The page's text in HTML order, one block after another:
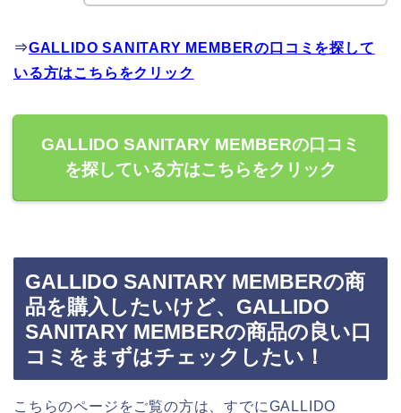
⇒GALLIDO SANITARY MEMBERの口コミを探して
いる方はこちらをクリック
GALLIDO SANITARY MEMBERの口コミ
を探している方はこちらをクリック
GALLIDO SANITARY MEMBERの商
品を購入したいけど、GALLIDO
SANITARY MEMBERの商品の良い口
コミをまずはチェックしたい！
こちらのページをご覧の方は、すでにGALLIDO